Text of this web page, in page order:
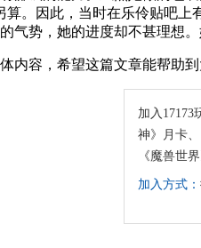
。因此，当时在乐伶贴吧
气势，她的进度却不甚理想
内容，希望这篇文章能帮助
加入17173
神》月卡、
《魔兽世
加入方式：